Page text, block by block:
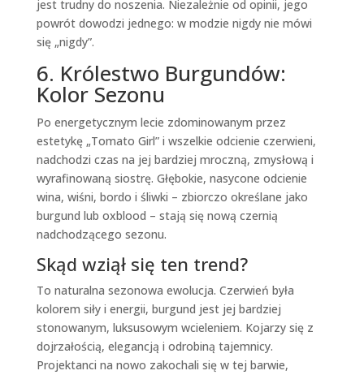
jest trudny do noszenia. Niezależnie od opinii, jego
powrót dowodzi jednego: w modzie nigdy nie mówi
się „nigdy”.
6. Królestwo Burgundów:
Kolor Sezonu
Po energetycznym lecie zdominowanym przez
estetykę „Tomato Girl” i wszelkie odcienie czerwieni,
nadchodzi czas na jej bardziej mroczną, zmysłową i
wyrafinowaną siostrę. Głębokie, nasycone odcienie
wina, wiśni, bordo i śliwki – zbiorczo określane jako
burgund lub oxblood – stają się nową czernią
nadchodzącego sezonu.
Skąd wziął się ten trend?
To naturalna sezonowa ewolucja. Czerwień była
kolorem siły i energii, burgund jest jej bardziej
stonowanym, luksusowym wcieleniem. Kojarzy się z
dojrzałością, elegancją i odrobiną tajemnicy.
Projektanci na nowo zakochali się w tej barwie,